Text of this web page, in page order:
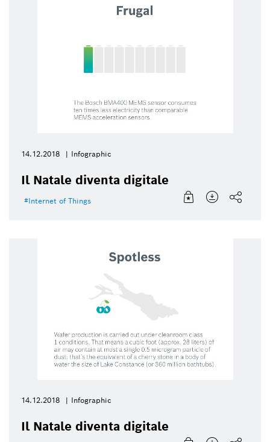
14.12.2018 Infographic
Il Natale diventa digitale
Internet of Things
14.12.2018 Infographic
Il Natale diventa digitale